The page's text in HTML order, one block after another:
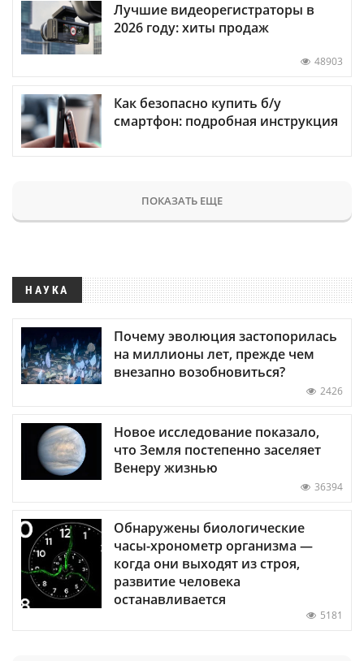
Лучшие видеорегистраторы в
2026 году: хиты продаж
48903
Как безопасно купить б/у
смартфон: подробная инструкция
ПОКАЗАТЬ ЕЩЕ
НАУКА
Почему эволюция застопорилась
на миллионы лет, прежде чем
внезапно возобновиться?
2426
Новое исследование показало,
что Земля постепенно заселяет
Венеру жизнью
36394
Обнаружены биологические
часы-хронометр организма —
когда они выходят из строя,
развитие человека
останавливается
5181